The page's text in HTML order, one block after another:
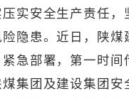
实安全生产责任，
隐患。近日，陕煤
急部署，第一时间
集团及建设集团安